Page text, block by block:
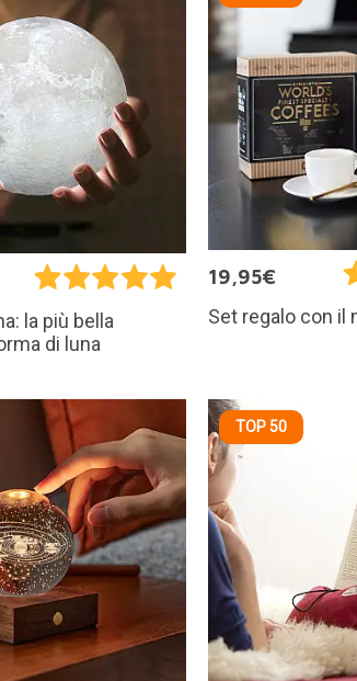
la più bella
di luna
19,95€
Set regalo con il
TOP 50